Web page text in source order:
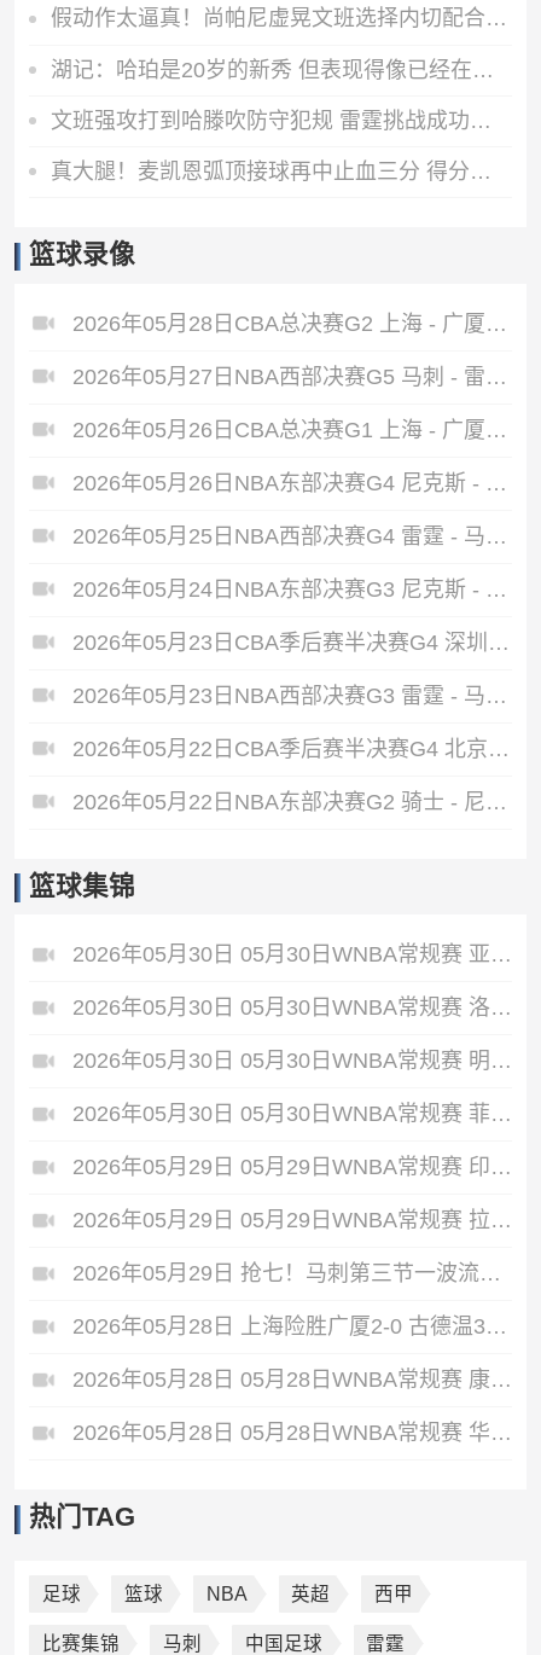
假动作太逼真！尚帕尼虚晃文班选择内切配合失误直接出界
湖记：哈珀是20岁的新秀 但表现得像已经在联盟征战了7年的老将
文班强攻打到哈滕吹防守犯规 雷霆挑战成功改判文班进攻犯规
真大腿！麦凯恩弧顶接球再中止血三分 得分全队最高
篮球录像
2026年05月28日CBA总决赛G2 上海 - 广厦 全场录像
2026年05月27日NBA西部决赛G5 马刺 - 雷霆 全场录像
2026年05月26日CBA总决赛G1 上海 - 广厦 全场录像
2026年05月26日NBA东部决赛G4 尼克斯 - 骑士 全场录像
2026年05月25日NBA西部决赛G4 雷霆 - 马刺 全场录像
2026年05月24日NBA东部决赛G3 尼克斯 - 骑士 全场录像
2026年05月23日CBA季后赛半决赛G4 深圳 - 广厦 全场录像
2026年05月23日NBA西部决赛G3 雷霆 - 马刺 全场录像
2026年05月22日CBA季后赛半决赛G4 北京 - 上海 全场录像
2026年05月22日NBA东部决赛G2 骑士 - 尼克斯 全场录像
篮球集锦
2026年05月30日 05月30日WNBA常规赛 亚特兰大梦想86-66波特兰火焰 全场集锦
2026年05月30日 05月30日WNBA常规赛 洛杉矶火花92-87华盛顿神秘人 全场集锦
2026年05月30日 05月30日WNBA常规赛 明尼苏达山猫79-58芝加哥天空 全场集锦
2026年05月30日 05月30日WNBA常规赛 菲尼克斯水星68-75纽约自由人 全场集锦
2026年05月29日 05月29日WNBA常规赛 印第安纳狂热88-90金州女武神 全场集锦
2026年05月29日 05月29日WNBA常规赛 拉斯维加斯王牌87-95达拉斯飞翼 全场集锦
2026年05月29日 抢七！马刺第三节一波流大胜雷霆扳成3-3 文班28+10 SGA18中6
2026年05月28日 上海险胜广厦2-0 古德温31+11&抢断3分压哨绝杀 布朗空砍50分
2026年05月28日 05月28日WNBA常规赛 康涅狄格太阳61-71波特兰火焰 全场集锦
2026年05月28日 05月28日WNBA常规赛 华盛顿神秘人78-64西雅图风暴 全场集锦
热门TAG
足球 篮球 NBA 英超 西甲
比赛集锦 马刺 中国足球 雷霆